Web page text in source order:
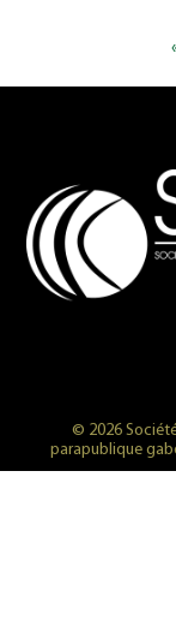
© 2026
parapublique